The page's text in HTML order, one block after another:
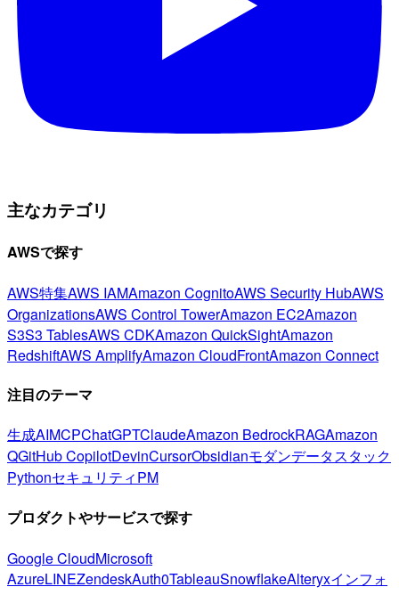
主なカテゴリ
AWSで探す
AWS特集AWS IAMAmazon CognitoAWS Security HubAWS
OrganizationsAWS Control TowerAmazon EC2Amazon
S3S3 TablesAWS CDKAmazon QuickSightAmazon
RedshiftAWS AmplifyAmazon CloudFrontAmazon Connect
注目のテーマ
生成AIMCPChatGPTClaudeAmazon BedrockRAGAmazon
QGitHub CopilotDevinCursorObsidianモダンデータスタック
PythonセキュリティPM
プロダクトやサービスで探す
Google CloudMicrosoft
AzureLINEZendeskAuth0TableauSnowflakeAlteryxインフォ